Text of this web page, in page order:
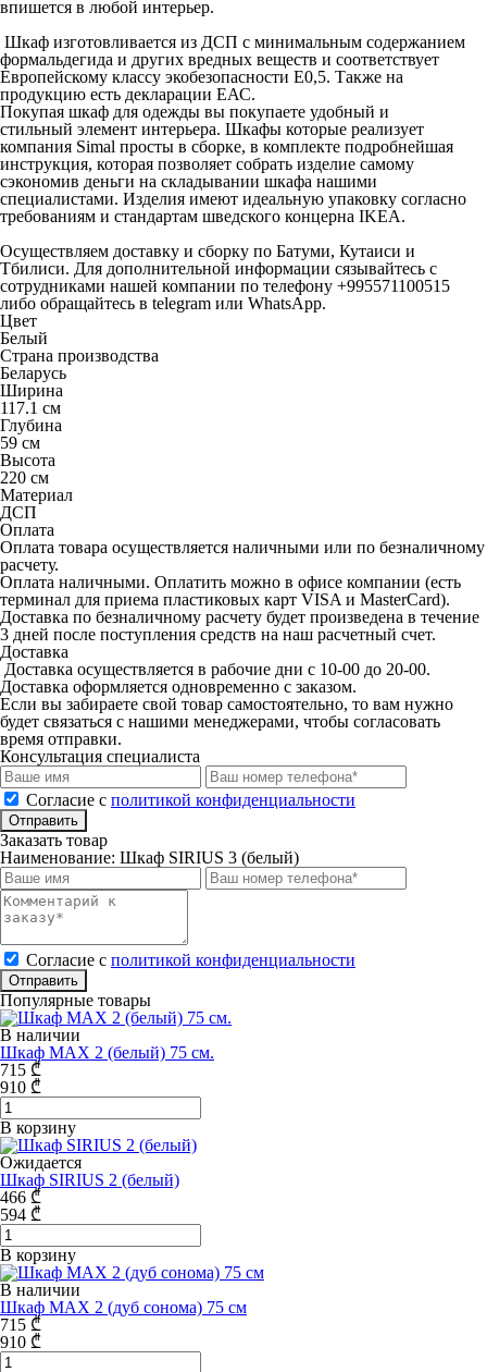
впишется в любой интерьер.
Шкаф изготовливается из ДСП с минимальным содержанием
формальдегида и других вредных веществ и соответствует
Европейскому классу экобезопасности Е0,5. Также на
продукцию есть декларации ЕАС.
Покупая шкаф для одежды вы покупаете удобный и
стильный элемент интерьера. Шкафы которые реализует
компания Simal просты в сборке, в комплекте подробнейшая
инструкция, которая позволяет собрать изделие самому
сэкономив деньги на складывании шкафа нашими
специалистами. Изделия имеют идеальную упаковку согласно
требованиям и стандартам шведского концерна IKEA.
Осуществляем доставку и сборку по Батуми, Кутаиси и
Тбилиси. Для дополнительной информации сязывайтесь с
сотрудниками нашей компании по телефону +995571100515
либо обращайтесь в telegram или WhatsApp.
Цвет
Белый
Страна производства
Беларусь
Ширина
117.1 см
Глубина
59 см
Высота
220 см
Материал
ДСП
Оплата
Оплата товара осуществляется наличными или по безналичному
расчету.
Оплата наличными. Оплатить можно в офисе компании (есть
терминал для приема пластиковых карт VISA и MasterCard).
Доставка по безналичному расчету будет произведена в течение
3 дней после поступления средств на наш расчетный счет.
Доставка
Доставка осуществляется в рабочие дни с 10-00 до 20-00.
Доставка оформляется одновременно с заказом.
Если вы забираете свой товар самостоятельно, то вам нужно
будет связаться с нашими менеджерами, чтобы согласовать
время отправки.
Консультация специалиста
Cогласие с политикой конфиденциальности
Отправить
Заказать товар
Наименование: Шкаф SIRIUS 3 (белый)
Cогласие с политикой конфиденциальности
Отправить
Популярные товары
В наличии
Шкаф MAX 2 (белый) 75 см.
715 ₾
910 ₾
В корзину
Ожидается
Шкаф SIRIUS 2 (белый)
466 ₾
594 ₾
В корзину
В наличии
Шкаф MAX 2 (дуб сонома) 75 см
715 ₾
910 ₾